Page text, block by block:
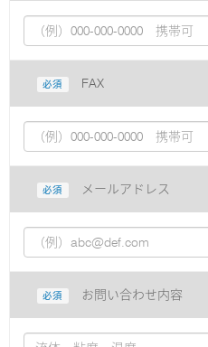
必須 FAX
必須 メールアドレス
必須 お問い合わせ内容